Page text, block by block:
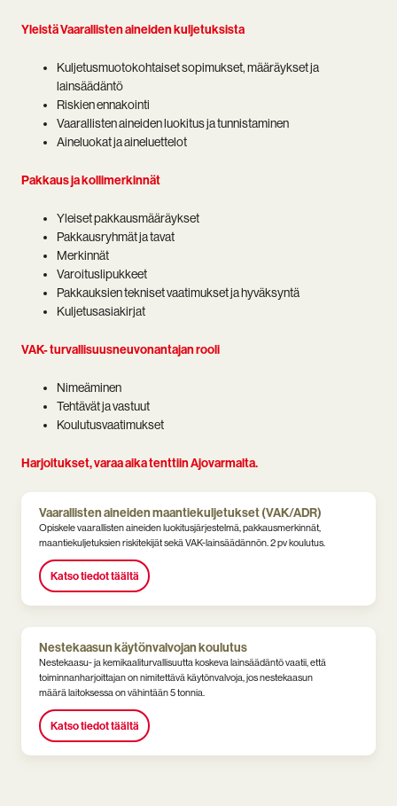
Yleistä Vaarallisten aineiden kuljetuksista
Kuljetusmuotokohtaiset sopimukset, määräykset ja
lainsäädäntö
Riskien ennakointi
Vaarallisten aineiden luokitus ja tunnistaminen
Aineluokat ja aineluettelot
Pakkaus ja kollimerkinnät
Yleiset pakkausmääräykset
Pakkausryhmät ja tavat
Merkinnät
Varoituslipukkeet
Pakkauksien tekniset vaatimukset ja hyväksyntä
Kuljetusasiakirjat
VAK- turvallisuusneuvonantajan rooli
Nimeäminen
Tehtävät ja vastuut
Koulutusvaatimukset
Harjoitukset, varaa aika tenttiin Ajovarmalta.
Vaarallisten aineiden maantiekuljetukset (VAK/ADR)
Opiskele vaarallisten aineiden luokitusjärjestelmä, pakkausmerkinnät,
maantiekuljetuksien riskitekijät sekä VAK-lainsäädännön. 2 pv koulutus.
Katso tiedot täältä
Nestekaasun käytönvalvojan koulutus
Nestekaasu- ja kemikaaliturvallisuutta koskeva lainsäädäntö vaatii, että
toiminnanharjoittajan on nimitettävä käytönvalvoja, jos nestekaasun
määrä laitoksessa on vähintään 5 tonnia.
Katso tiedot täältä